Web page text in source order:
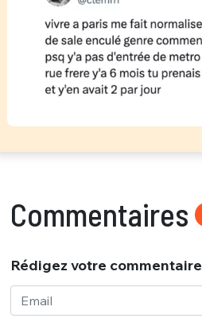
Commentaires
Rédigez votre commentaire